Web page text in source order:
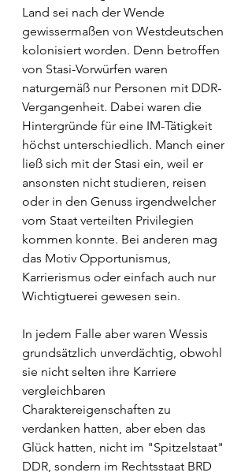
Land sei nach der Wende
gewissermaßen von Westdeutschen
kolonisiert worden. Denn betroffen
von Stasi-Vorwürfen waren
naturgemäß nur Personen mit DDR-
Vergangenheit. Dabei waren die
Hintergründe für eine IM-Tätigkeit
höchst unterschiedlich. Manch einer
ließ sich mit der Stasi ein, weil er
ansonsten nicht studieren, reisen
oder in den Genuss irgendwelcher
vom Staat verteilten Privilegien
kommen konnte. Bei anderen mag
das Motiv Opportunismus,
Karrierismus oder einfach auch nur
Wichtigtuerei gewesen sein.
In jedem Falle aber waren Wessis
grundsätzlich unverdächtig, obwohl
sie nicht selten ihre Karriere
vergleichbaren
Charaktereigenschaften zu
verdanken hatten, aber eben das
Glück hatten, nicht im "Spitzelstaat"
DDR, sondern im Rechtsstaat BRD